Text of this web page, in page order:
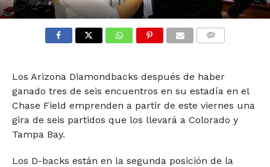
Los Arizona Diamondbacks después de haber
ganado tres de seis encuentros en su estadía en el
Chase Field emprenden a partir de este viernes una
gira de seis partidos que los llevará a Colorado y
Tampa Bay.
Los D-backs están en la segunda posición de la